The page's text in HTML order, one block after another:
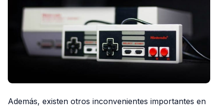
Además, existen otros inconvenientes importantes en